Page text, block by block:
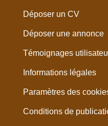
Déposer un CV
Déposer une annonce
Témoignages
Informations légales
Paramètres des
Conditions de